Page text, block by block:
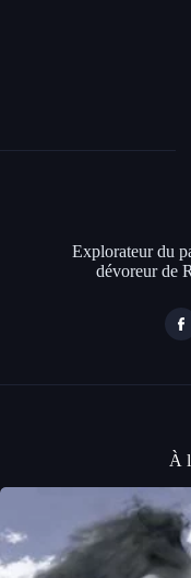
Explorateur du
dévoreur de
À